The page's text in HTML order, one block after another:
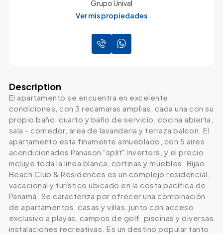
Grupo Unival
Ver mis propiedades
Description
El apartamento se encuentra en excelente
condiciones, con 3 recamaras amplias, cada una con su
propio baño, cuarto y baño de servicio, cocina abierta,
sala - comedor, area de lavanderia y terraza balcon. El
apartamento esta finamente amueblado, con 5 aires
acondicionados Panason "split" Inverters, y el precio
incluye toda la linea blanca, cortinas y muebles. Bijao
Beach Club & Residences es un complejo residencial,
vacacional y turístico ubicado en la costa pacífica de
Panamá. Se caracteriza por ofrecer una combinación
de apartamentos, casas y villas, junto con acceso
exclusivo a playas, campos de golf, piscinas y diversas
instalaciones recreativas. Es un destino popular tanto